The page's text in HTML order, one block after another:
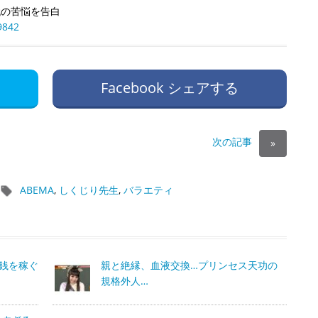
苦悩を告白
Facebook シェアする
次の記事 »
ABEMA, しくじり先生, バラエティ
を稼ぐ
親と絶縁、血液交換…プリンセス天功の
規格外人…